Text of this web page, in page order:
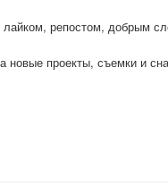
репостом, добрым
новые проекты, съемки и